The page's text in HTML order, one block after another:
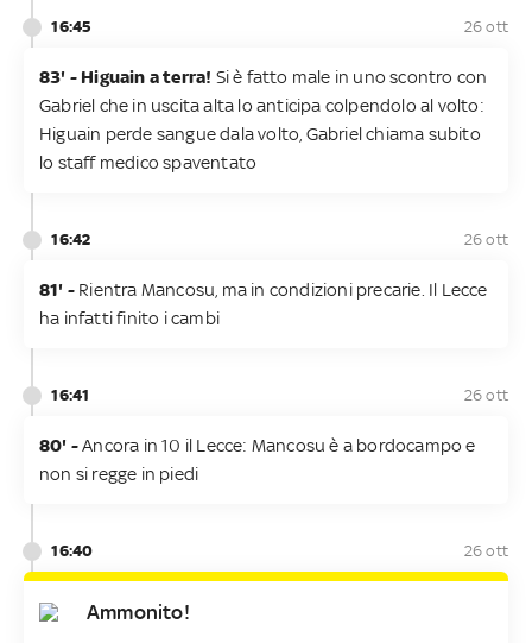
16:45 26 ott
83' - Higuain a terra! Si è fatto male in uno scontro con
Gabriel che in uscita alta lo anticipa colpendolo al volto:
Higuain perde sangue dala volto, Gabriel chiama subito
lo staff medico spaventato
16:42 26 ott
81' - Rientra Mancosu, ma in condizioni precarie. Il Lecce
ha infatti finito i cambi
16:41 26 ott
80' -Ancora in 10 il Lecce: Mancosu è a bordocampo e
non si regge in piedi
16:40 26 ott
Ammonito!